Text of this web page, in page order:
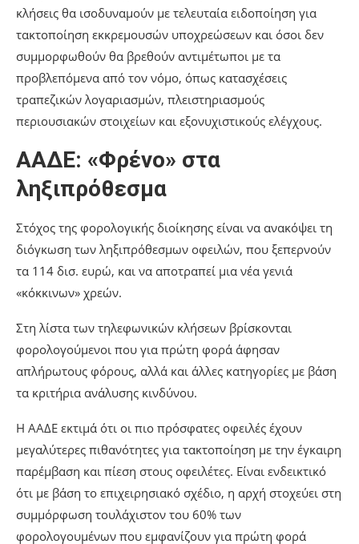
κλήσεις θα ισοδυναμούν με τελευταία ειδοποίηση για
τακτοποίηση εκκρεμουσών υποχρεώσεων και όσοι δεν
συμμορφωθούν θα βρεθούν αντιμέτωποι με τα
προβλεπόμενα από τον νόμο, όπως κατασχέσεις
τραπεζικών λογαριασμών, πλειστηριασμούς
περιουσιακών στοιχείων και εξονυχιστικούς ελέγχους.
ΑΑΔΕ: «Φρένο» στα
ληξιπρόθεσμα
Στόχος της φορολογικής διοίκησης είναι να ανακόψει τη
διόγκωση των ληξιπρόθεσμων οφειλών, που ξεπερνούν
τα 114 δισ. ευρώ, και να αποτραπεί μια νέα γενιά
«κόκκινων» χρεών.
Στη λίστα των τηλεφωνικών κλήσεων βρίσκονται
φορολογούμενοι που για πρώτη φορά άφησαν
απλήρωτους φόρους, αλλά και άλλες κατηγορίες με βάση
τα κριτήρια ανάλυσης κινδύνου.
Η ΑΑΔΕ εκτιμά ότι οι πιο πρόσφατες οφειλές έχουν
μεγαλύτερες πιθανότητες για τακτοποίηση με την έγκαιρη
παρέμβαση και πίεση στους οφειλέτες. Είναι ενδεικτικό
ότι με βάση το επιχειρησιακό σχέδιο, η αρχή στοχεύει στη
συμμόρφωση τουλάχιστον του 60% των
φορολογουμένων που εμφανίζουν για πρώτη φορά